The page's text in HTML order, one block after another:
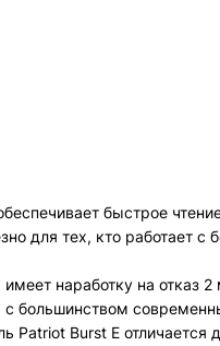
быстрое
для тех, кто работает
имеет наработку на отказ
большинством
Patriot Burst E